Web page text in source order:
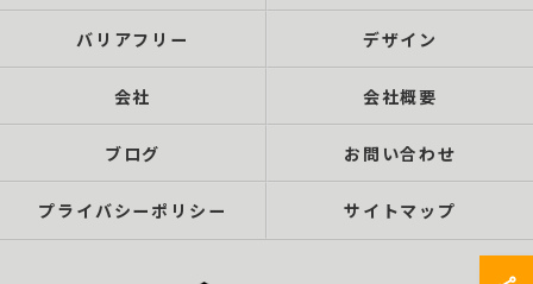
バリアフリー デザイン
会社 会社概要
ブログ お問い合わせ
プライバシーポリシー サイトマップ